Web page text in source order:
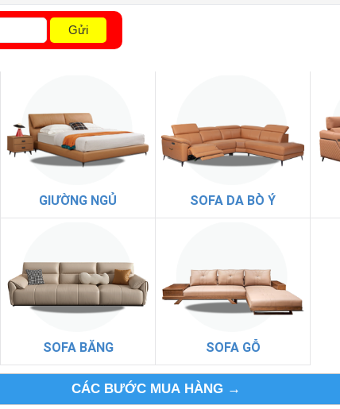
Gửi
GIƯỜNG NGỦ SOFA DA BÒ Ý
SOFA BĂNG SOFA GỖ
CÁC BƯỚC MUA HÀNG →